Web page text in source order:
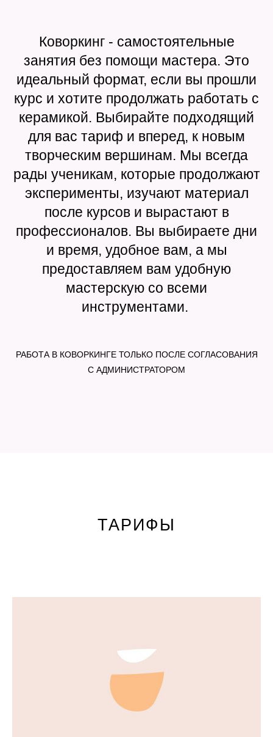
Коворкинг - самостоятельные
занятия без помощи мастера. Это
идеальный формат, если вы прошли
курс и хотите продолжать работать с
керамикой. Выбирайте подходящий
для вас тариф и вперед, к новым
творческим вершинам. Мы всегда
рады ученикам, которые продолжают
эксперименты, изучают материал
после курсов и вырастают в
профессионалов. Вы выбираете дни
и время, удобное вам, а мы
предоставляем вам удобную
мастерскую со всеми
инструментами.
РАБОТА В КОВОРКИНГЕ ТОЛЬКО ПОСЛЕ СОГЛАСОВАНИЯ
С АДМИНИСТРАТОРОМ
ТАРИФЫ